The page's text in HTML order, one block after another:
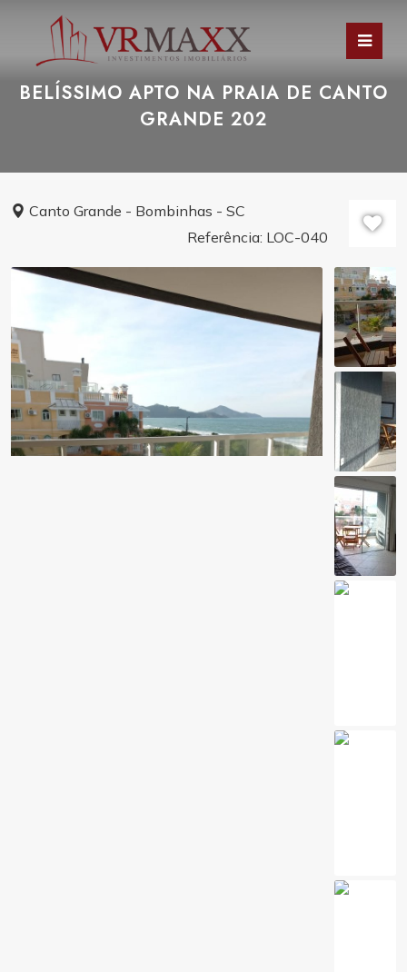
BELÍSSIMO APTO NA PRAIA DE CANTO
GRANDE 202
Canto Grande - Bombinhas - SC
Referência: LOC-040